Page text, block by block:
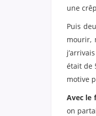
une
Puis
mourir,
était de
motive
Avec le
on